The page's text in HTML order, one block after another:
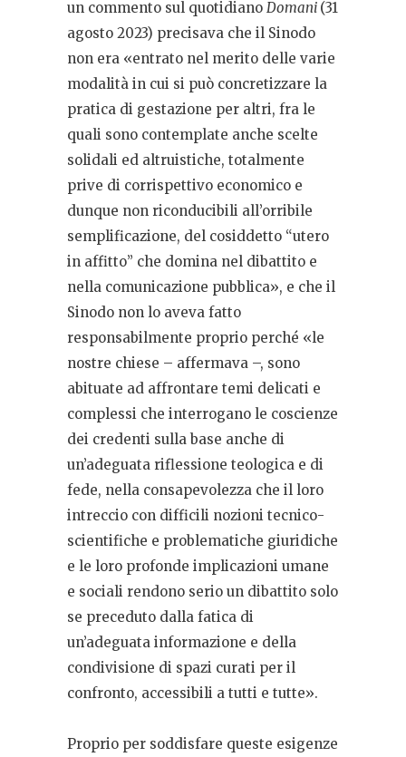
un commento sul quotidiano Domani (31
agosto 2023) precisava che il Sinodo
non era «entrato nel merito delle varie
modalità in cui si può concretizzare la
pratica di gestazione per altri, fra le
quali sono contemplate anche scelte
solidali ed altruistiche, totalmente
prive di corrispettivo economico e
dunque non riconducibili all’orribile
semplificazione, del cosiddetto “utero
in affitto” che domina nel dibattito e
nella comunicazione pubblica», e che il
Sinodo non lo aveva fatto
responsabilmente proprio perché «le
nostre chiese – affermava –, sono
abituate ad affrontare temi delicati e
complessi che interrogano le coscienze
dei credenti sulla base anche di
un’adeguata riflessione teologica e di
fede, nella consapevolezza che il loro
intreccio con difficili nozioni tecnico-
scientifiche e problematiche giuridiche
e le loro profonde implicazioni umane
e sociali rendono serio un dibattito solo
se preceduto dalla fatica di
un’adeguata informazione e della
condivisione di spazi curati per il
confronto, accessibili a tutti e tutte».
Proprio per soddisfare queste esigenze